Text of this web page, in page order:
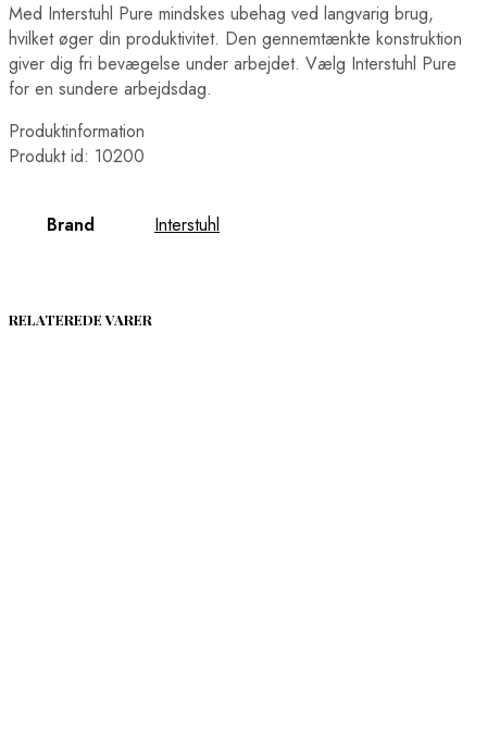
Med Interstuhl Pure mindskes ubehag ved langvarig brug,
hvilket øger din produktivitet. Den gennemtænkte konstruktion
giver dig fri bevægelse under arbejdet. Vælg Interstuhl Pure
for en sundere arbejdsdag.
Produktinformation
Produkt id: 10200
Brand Interstuhl
RELATEREDE VARER